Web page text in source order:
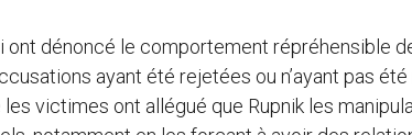
ont dénoncé le comportement répréhensible
ayant été rejetées ou n’ayant pas
victimes ont allégué que Rupnik les